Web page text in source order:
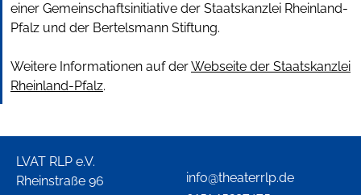
einer Gemeinschaftsinitiative der Staatskanzlei Rheinland-
Pfalz und der Bertelsmann Stiftung.
Weitere Informationen auf derWebseite der Staatskanzlei
Rheinland-Pfalz.
LVAT RLP e.V.
Rheinstraße 96
info@theaterrlp.de